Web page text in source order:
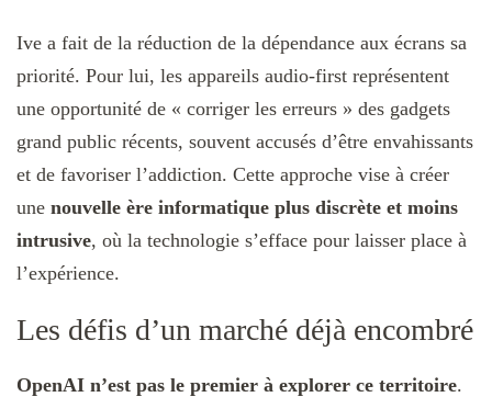
Ive a fait de la réduction de la dépendance aux écrans sa
priorité. Pour lui, les appareils audio-first représentent
une opportunité de « corriger les erreurs » des gadgets
grand public récents, souvent accusés d’être envahissants
et de favoriser l’addiction. Cette approche vise à créer
une nouvelle ère informatique plus discrète et moins
intrusive, où la technologie s’efface pour laisser place à
l’expérience.
Les défis d’un marché déjà encombré
OpenAI n’est pas le premier à explorer ce territoire.